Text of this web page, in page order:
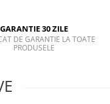
GARANTIE 30 ZILE
DE GARANTIE LA TOATE
PRODUSELE